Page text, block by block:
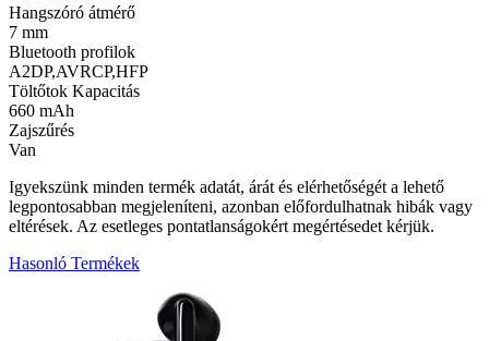
Hangszóró átmérő
7 mm
Bluetooth profilok
A2DP,AVRCP,HFP
Töltőtok Kapacitás
660 mAh
Zajszűrés
Van
Igyekszünk minden termék adatát, árát és elérhetőségét a lehető
legpontosabban megjeleníteni, azonban előfordulhatnak hibák vagy
eltérések. Az esetleges pontatlanságokért megértésedet kérjük.
Hasonló Termékek